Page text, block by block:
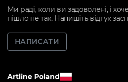
Ми раді, коли ви задоволені, і
пішло не так. Напишіть відгук
НАПИСАТИ
Artline Poland